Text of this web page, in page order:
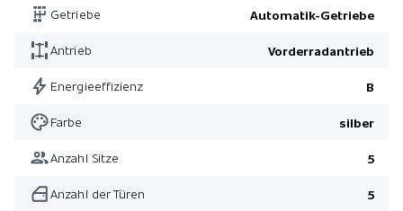
Getriebe Automatik-Getriebe
Antrieb Vorderradantrieb
Energieeffizienz B
Farbe silber
Anzahl Sitze 5
Anzahl der Türen 5